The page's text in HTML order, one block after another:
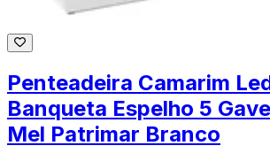
Penteadeira Camarim
Banqueta Espelho 5
Mel Patrimar Branco